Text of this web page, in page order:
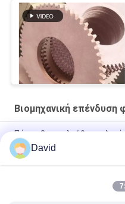
Βιομηχανική επένδυση
Πάχος 3mm ελεύθερα υλικά
Βιομηχανική επένδυση
μηχανών Τύπου δύναμης
Εύκαμπτα βιομηχανικά
David